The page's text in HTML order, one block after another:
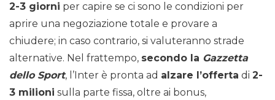
2-3 giorni per capire se ci sono le condizioni per
aprire una negoziazione totale e provare a
chiudere; in caso contrario, si valuteranno strade
alternative. Nel frattempo, secondo la Gazzetta
dello Sport, l’Inter è pronta ad alzare l’offerta di 2-
3 milioni sulla parte fissa, oltre ai bonus,